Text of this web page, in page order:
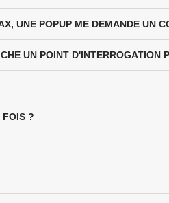
UNE POPUP ME DEMANDE UN
UN POINT D'INTERROGATION
FOIS ?